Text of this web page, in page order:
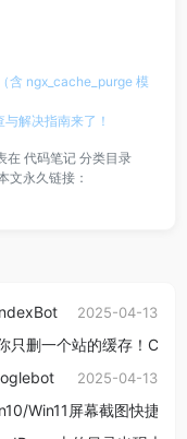
含 ngx_cache_purge 模
解决指南来了！
在 代码笔记 分类目录
文永久链接：
2025-04-13
几种方法详解 2025-05-
只删一个站的缓存！
全流程详解从购买到上线
2025-04-13
的原因与解决方法
Win11屏幕截图快捷键